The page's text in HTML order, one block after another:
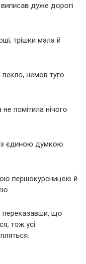
дуже дорогі
трішки мала й
пекло, немов туго
помітила нічого
з єдиною думкою:
першокурсницею й
переказавши, що
тож усі